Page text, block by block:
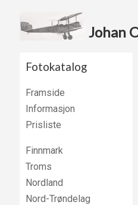
Johan
Fotokatalog
Framside
Informasjon
Prisliste
Finnmark
Troms
Nordland
Nord-Trøndelag